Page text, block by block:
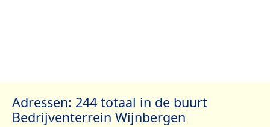
Adressen: 244 totaal in de buurt
Bedrijventerrein Wijnbergen